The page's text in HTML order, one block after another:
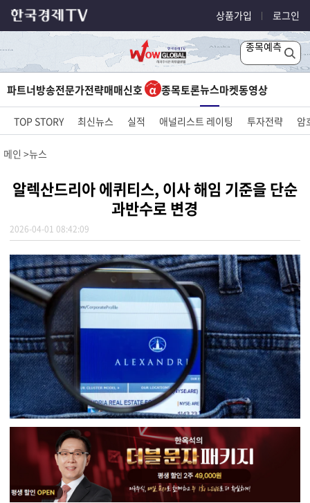
상품가입 로그인
종목예측
파트너방송전문가전략매매신호 종목토론뉴스마켓동영상
TOP STORY 최신뉴스 실적 애널리스트 레이팅 투자전략 암
메인 뉴스
알렉산드리아 에퀴티스, 이사 해임 기준을 단순
과반수로 변경
2026-04-01 08:42:09